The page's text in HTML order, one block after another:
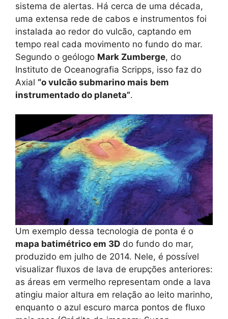
sistema de alertas. Há cerca de uma década,
uma extensa rede de cabos e instrumentos foi
instalada ao redor do vulcão, captando em
tempo real cada movimento no fundo do mar.
Segundo o geólogo Mark Zumberge, do
Instituto de Oceanografia Scripps, isso faz do
Axial “o vulcão submarino mais bem
instrumentado do planeta”.
Um exemplo dessa tecnologia de ponta é o
mapa batimétrico em 3D do fundo do mar,
produzido em julho de 2014. Nele, é possível
visualizar fluxos de lava de erupções anteriores:
as áreas em vermelho representam onde a lava
atingiu maior altura em relação ao leito marinho,
enquanto o azul escuro marca pontos de fluxo